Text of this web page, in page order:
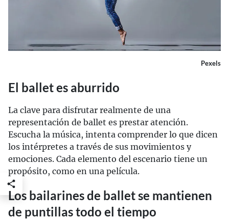
Pexels
El ballet es aburrido
La clave para disfrutar realmente de una
representación de ballet es prestar atención.
Escucha la música, intenta comprender lo que dicen
los intérpretes a través de sus movimientos y
emociones. Cada elemento del escenario tiene un
propósito, como en una película.
Los bailarines de ballet se mantienen
de puntillas todo el tiempo